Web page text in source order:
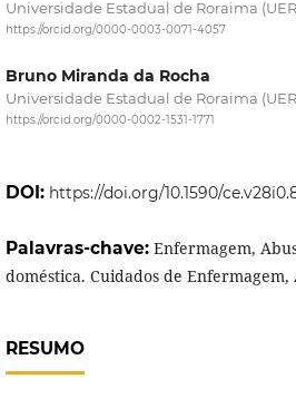
Universidade Estadual de Roraima
https://orcid.org/0000-0003-0071-4057
Bruno Miranda da Rocha
Universidade Estadual de Roraima
https://orcid.org/0000-0002-1531-1771
DOI: https://doi.org/10.1590/
Palavras-chave: Enfermagem,
doméstica. Cuidados de
RESUMO